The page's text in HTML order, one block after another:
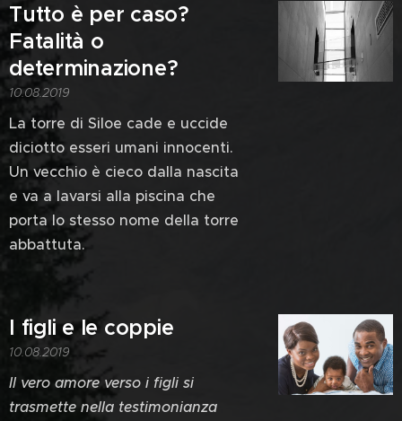
Tutto è per caso?
Fatalità o
determinazione?
10.08.2019
La torre di Siloe cade e uccide
diciotto esseri umani innocenti.
Un vecchio è cieco dalla nascita
e va a lavarsi alla piscina che
porta lo stesso nome della torre
abbattuta.
I figli e le coppie
10.08.2019
Il vero amore verso i figli si
trasmette nella testimonianza